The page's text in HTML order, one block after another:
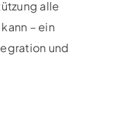
alle
– ein
und